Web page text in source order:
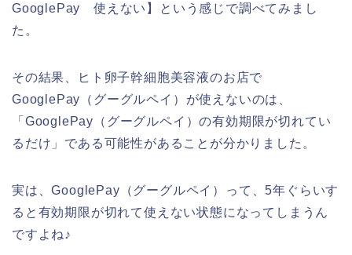
GooglePay 使えない】という感じで調べてみまし
た。
その結果、ヒト卵子幹細胞美容液のお店で
GooglePay（グーグルペイ）が使えないのは、
「GooglePay（グーグルペイ）の有効期限が切れてい
るだけ」である可能性があることが分かりました。
実は、GooglePay（グーグルペイ）って、5年ぐらいす
ると有効期限が切れて使えない状態になってしまうん
ですよね♪